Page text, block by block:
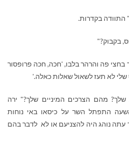
התוודה בקדרות.
בקבוק?"
פה והרהר בלבו, 'חכה, חכה פרופסור
שלי לא תעז לשאול שאלות כאלה.'
שלך? מהם הצרכים המיניים שלך?" ירה
התפתל השר על כיסאו באי נוחות
נוהג היה להצניעם או לא לדבר בהם